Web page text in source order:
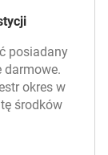
posiadany
darmowe.
okres w
środków